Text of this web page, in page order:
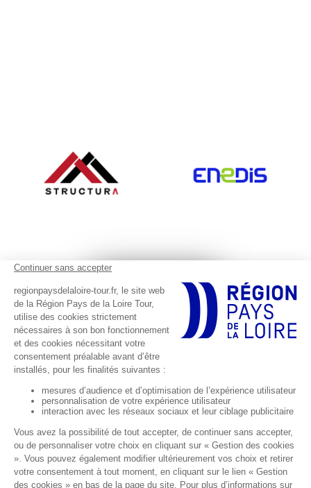
Footer réseaux sociaux
Suivez-nous sur les réseaux sociaux
Abonnez-vous à notre newsletter